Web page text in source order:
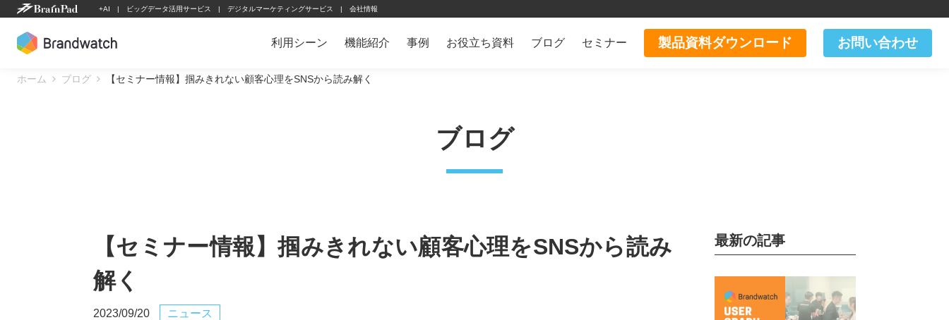
Skip
content
+AI ビッグデータ活用サービス デジタルマーケティングサービス 会社情報
利用シーン 機能紹介 事例 お役立ち資料 ブログ セミナー 製品資料ダウンロード お問い合わせ
ホーム ブログ 【セミナー情報】掴みきれない顧客心理をSNSから読み解く
ブログ
【セミナー情報】掴みきれない顧客心理をSNSから読み
解く
2023/09/20 ニュース
最新の記事